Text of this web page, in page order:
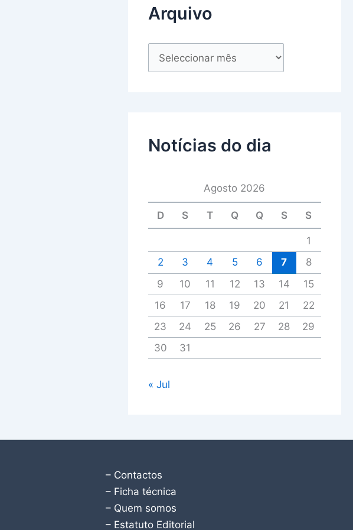
Arquivo
Notícias do dia
Agosto 2026
D S T Q Q S S
1
2
3 4 5 6 7
8
9
10 11 12 13 14
15
16
17 18 19 20 21
22
23
24 25 26 27 28
29
30
31
« Jul
– Contactos
– Ficha técnica
– Quem somos
– Estatuto Editorial